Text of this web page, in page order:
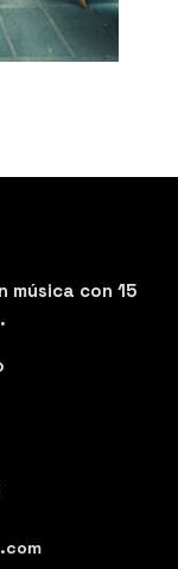
música con 15